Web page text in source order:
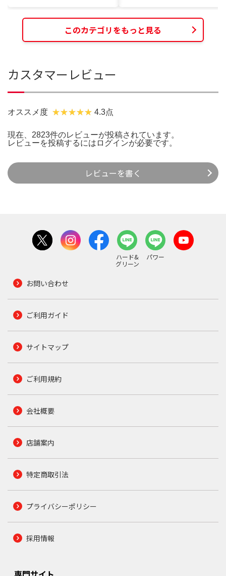
このカテゴリをもっと見る
カスタマーレビュー
オススメ度 4.3点
現在、2823件のレビューが投稿されています。
レビューを投稿するには ログインが必要です。
レビューを書く
ハード&
グリーン
パワー
お問い合わせ
ご利用ガイド
サイトマップ
ご利用規約
会社概要
店舗案内
特定商取引法
プライバシーポリシー
採用情報